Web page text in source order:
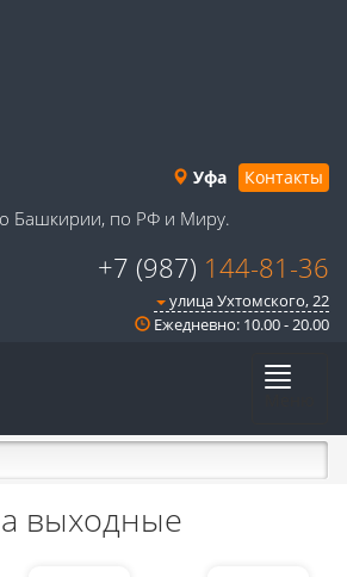
Уфа Контакты
Башкирии, по РФ и Миру.
+7 (987) 144-81-36
улица Ухтомского, 22
Ежедневно: 10.00 - 20.00
выходные